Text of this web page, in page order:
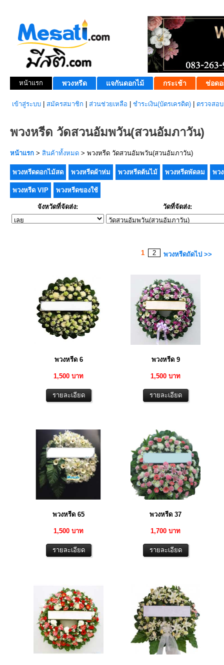
หน้าแรก พวงหรีด แจกันดอกไม้ กระเช้า ช่อดอ
เข้าสู่ระบบ สมัครสมาชิก ส่วนช่วยเหลือ ชำระเงิน(บัตรเครดิต) ตรวจสอ
พวงหรีด วัดสวนอัมพวัน(สวนอัมภาวัน)
หน้าแรก > สินค้าทั้งหมด > พวงหรีด วัดสวนอัมพวัน(สวนอัมภาวัน)
พวงหรีดดอกไม้สด พวงหรีดผ้าห่ม พวงหรีดต้นไม้ พวงหรีดพัดลม พว
พวงหรีด VIP พวงหรีดของใช้
จังหวัดที่จัดส่ง: วัดที่จัดส่ง:
1 2 พวงหรีดถัดไป >>
พวงหรีด 6
1,500 บาท
พวงหรีด 9
1,500 บาท
พวงหรีด 65
1,500 บาท
พวงหรีด 37
1,700 บาท